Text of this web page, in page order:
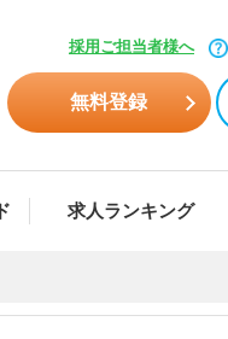
採用ご担当者様へ
無料登録
求人ランキング